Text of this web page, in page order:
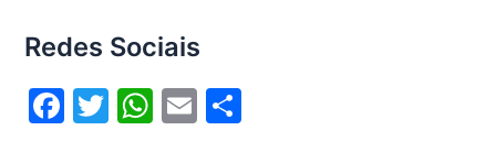
Redes Sociais
F
T
W E